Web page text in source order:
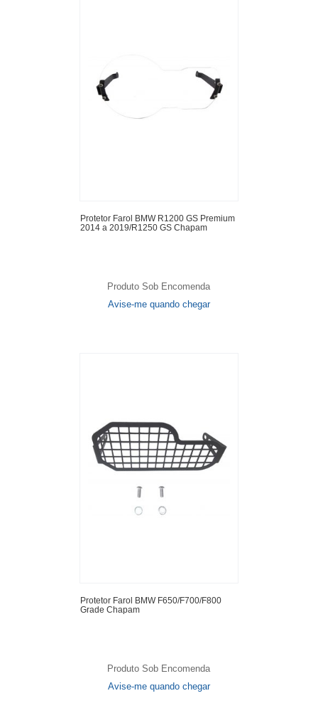
Protetor Farol BMW R1200 GS Premium
2014 a 2019/R1250 GS Chapam
Produto Sob Encomenda
Avise-me quando chegar
Protetor Farol BMW F650/F700/F800
Grade Chapam
Produto Sob Encomenda
Avise-me quando chegar